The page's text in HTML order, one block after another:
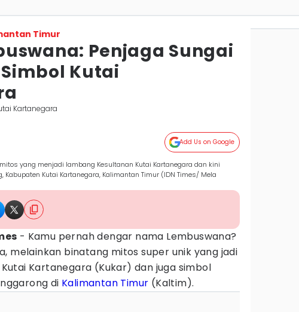
Timur
Penjaga Sungai
Kutai
Kartanegara
Add Us on Google
yang menjadi lambang Kesultanan Kutai Kartanegara dan kini
Kabupaten Kutai Kartanegara, Kalimantan Timur (IDN Times/ Mela
- Kamu pernah dengar nama Lembuswana?
melainkan binatang mitos super unik yang jadi
Kartanegara (Kukar) dan juga simbol
di Kalimantan Timur (Kaltim).